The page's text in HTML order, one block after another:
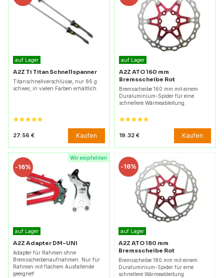
auf Lager
A2Z Ti Titan Schnellspanner
Titanschnellverschlüsse, nur 86 g
schwer, in vielen Farben erhältlich.
27.56 € Kaufen
auf Lager
A2Z ATO 160 mm
Bremsscheibe Rot
Bremsscheibe 160 mm mit einem
Duraluminium-Spider für eine
schnellere Wärmeableitung.
19.32 € Kaufen
Wir empfehlen
-16%
auf Lager
A2Z Adapter DM-UNI
Adapter für Rahmen ohne
Bremsscheibenaufnahmen. Nur für
Rahmen mit flachem Ausfallende
geeignet!
-16%
auf Lager
A2Z ATO 180 mm
Bremsscheibe Rot
Bremsscheibe 180 mm mit einem
Duraluminium-Spider für eine
schnellere Wärmeableitung.